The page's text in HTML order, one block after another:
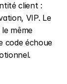
client :
VIP. Le
même
code échoue